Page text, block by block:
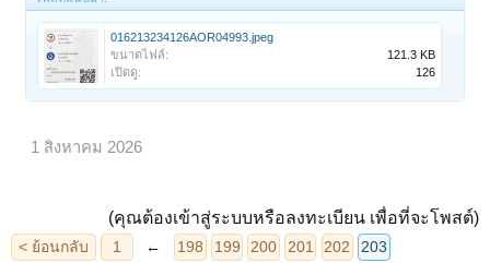
016213234126AOR04993.jpeg
ขนาดไฟล์:
121.3 KB
เปิดดู:
126
1 สิงหาคม 2026
(คุณต้องเข้าสู่ระบบหรือลงทะเบียน เพื่อที่จะโพสต์)